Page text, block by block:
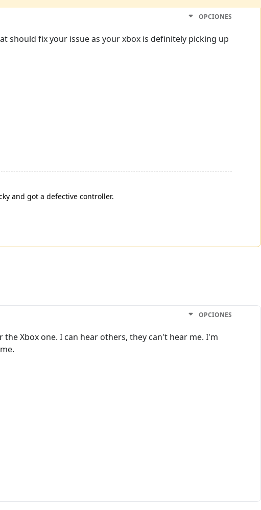
OPCIONES
should fix your issue as your xbox is definitely picking up
and got a defective controller.
OPCIONES
Xbox one. I can hear others, they can't hear me. I'm